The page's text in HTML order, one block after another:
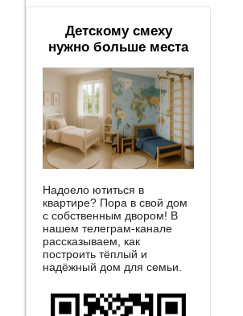
Детскому смеху
нужно больше места
Надоело ютиться в
квартире? Пора в свой дом
с собственным двором! В
нашем телеграм-канале
рассказываем, как
построить тёплый и
надёжный дом для семьи.